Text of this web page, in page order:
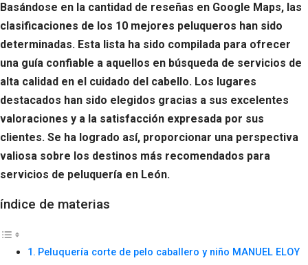
Basándose en la cantidad de reseñas en Google Maps, las
clasificaciones de los 10 mejores peluqueros han sido
determinadas. Esta lista ha sido compilada para ofrecer
una guía confiable a aquellos en búsqueda de servicios de
alta calidad en el cuidado del cabello. Los lugares
destacados han sido elegidos gracias a sus excelentes
valoraciones y a la satisfacción expresada por sus
clientes. Se ha logrado así, proporcionar una perspectiva
valiosa sobre los destinos más recomendados para
servicios de peluquería en León.
índice de materias
Peluquería corte de pelo caballero y niño MANUEL ELOY